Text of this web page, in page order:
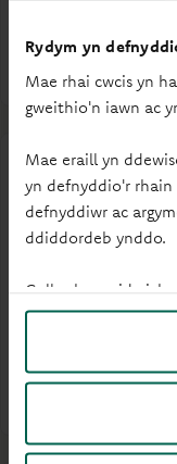
Rydym yn
Mae rhai cwcis yn
gweithio'n iawn ac
Mae eraill yn
yn defnyddio'r rhain
defnyddiwr ac
ddiddordeb ynddo.
Gallwch newid eich
Ein Bwrdd
Deall sut rydym
Darllen mwy